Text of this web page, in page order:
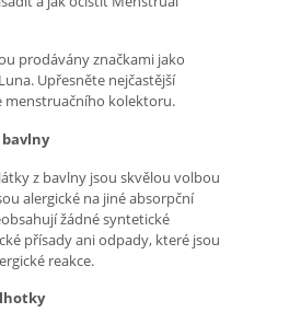
prodávány značkami jako
Upřesněte nejčastější
menstruačního kolektoru.
bavlny
z bavlny jsou skvělou volbou
alergické na jiné absorpční
žádné syntetické
přísady ani odpady, které jsou
reakce.